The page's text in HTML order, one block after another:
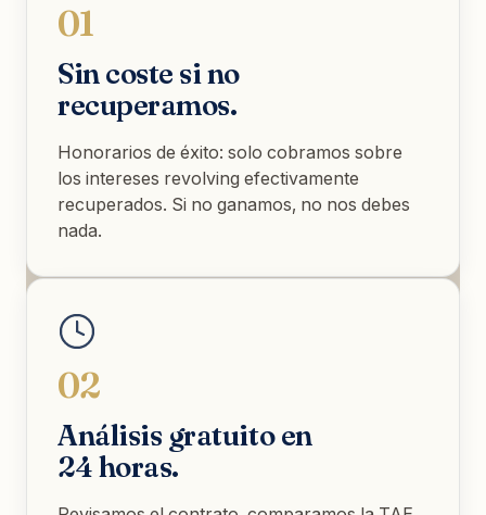
01
Sin coste si no
recuperamos.
Honorarios de éxito: solo cobramos sobre
los intereses revolving efectivamente
recuperados. Si no ganamos, no nos debes
nada.
02
Análisis gratuito en
24 horas.